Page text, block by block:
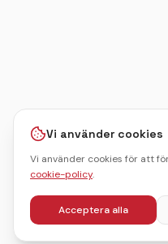
Vi använder cookies
Vi använder cookies för att
cookie-policy.
Acceptera alla